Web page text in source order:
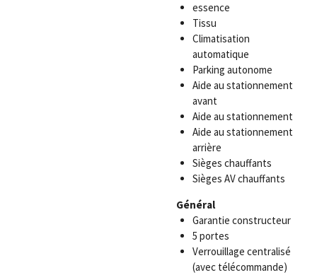
essence
Tissu
Climatisation
automatique
Parking autonome
Aide au stationnement
avant
Aide au stationnement
Aide au stationnement
arrière
Sièges chauffants
Sièges AV chauffants
Général
Garantie constructeur
5 portes
Verrouillage centralisé
(avec télécommande)